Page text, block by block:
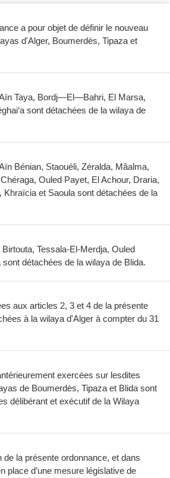
a pour objet de définir le nouveau
d'Alger, Boumerdès, Tipaza et
Taya, Bordj—El—Bahri, El Marsa,
sont détachées de la wilaya de
Bénian, Staouéli, Zéralda, Mâalma,
Ouled Payet, El Achour, Draria,
Khraïcia et Saoula sont détachées de la
Tessala-El-Merdja, Ouled
détachées de la wilaya de Blida.
aux articles 2, 3 et 4 de la présente
à la wilaya d'Alger à compter du 31
exercées sur lesdites
de Boumerdès, Tipaza et Blida sont
délibérant et exécutif de la Wilaya
la présente ordonnance, et dans
place d’une mesure législative de